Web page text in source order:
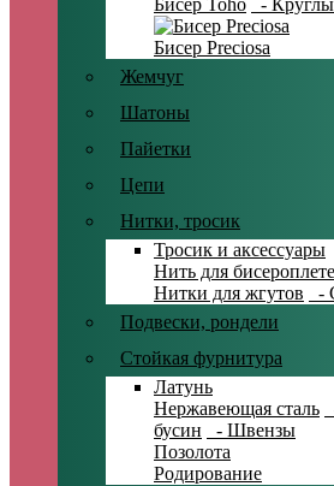
Бисер Toho -
Бисер Preciosa
Жемчуг
Шатоны
Пайетки
Цепи
Нитки, тросик
Тросик и аксессуары
Нить для
Нитки для жгутов
-
Подвески, рондели
Стойкая фурнитура
Латунь
Нержавеющая сталь
бусин
- Швензы
Позолота
Родирование